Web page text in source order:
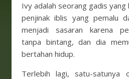
Ivy adalah seorang gadis
penjinak iblis yang pemalu
menjadi sasaran karena
tanpa bintang, dan dia
bertahan hidup.
Terlebih lagi, satu-satunya